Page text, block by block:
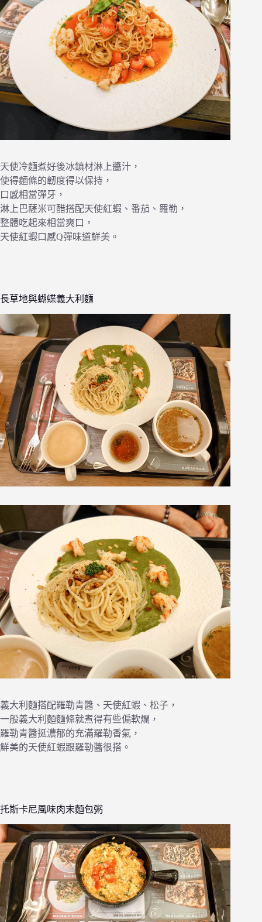
天使冷麵煮好後冰鎮材淋上醬汁，
使得麵條的韌度得以保持，
口感相當彈牙，
淋上巴薩米可醋搭配天使紅蝦、番茄、羅勒，
整體吃起來相當爽口，
天使紅蝦口感Q彈味道鮮美。
長草地與蝴蝶義大利麵
義大利麵搭配羅勒青醬、天使紅蝦、松子，
一般義大利麵麵條就煮得有些偏軟爛，
羅勒青醬挺濃郁的充滿羅勒香氣，
鮮美的天使紅蝦跟羅勒醬很搭。
托斯卡尼風味肉末麵包粥